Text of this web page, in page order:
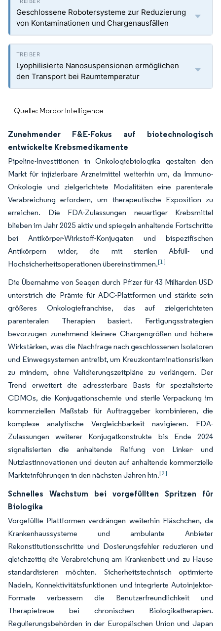
Geschlossene Robotersysteme zur Reduzierung
von Kontaminationen und Chargenausfällen
Lyophilisierte Nanosuspensionen ermöglichen
den Transport bei Raumtemperatur
Quelle: Mordor Intelligence
Zunehmender F&E-Fokus auf biotechnologisch
entwickelte Krebsmedikamente
Pipeline-Investitionen in Onkologiebiologika gestalten den
Markt für injizierbare Arzneimittel weiterhin um, da Immuno-
Onkologie und zielgerichtete Modalitäten eine parenterale
Verabreichung erfordern, um therapeutische Exposition zu
erreichen. Die FDA-Zulassungen neuartiger Krebsmittel
blieben im Jahr 2025 aktiv und spiegeln anhaltende Fortschritte
bei Antikörper-Wirkstoff-Konjugaten und bispezifischen
Antikörpern wider, die mit sterilen Abfüll- und
Hochsicherheitsoperationen übereinstimmen.[1]
Die Übernahme von Seagen durch Pfizer für 43 Milliarden USD
unterstrich die Prämie für ADC-Plattformen und stärkte sein
größeres Onkologiefranchise, das auf zielgerichteten
parenteralen Therapien basiert. Fertigungsstrategien
bevorzugen zunehmend kleinere Chargengrößen und höhere
Wirkstärken, was die Nachfrage nach geschlossenen Isolatoren
und Einwegsystemen antreibt, um Kreuzkontaminationsrisiken
zu mindern, ohne Validierungszeitpläne zu verlängern. Der
Trend erweitert die adressierbare Basis für spezialisierte
CDMOs, die Konjugationschemie und sterile Verpackung im
kommerziellen Maßstab für Auftraggeber kombinieren, die
komplexe analytische Vergleichbarkeit navigieren. FDA-
Zulassungen weiterer Konjugatkonstrukte bis Ende 2024
signalisierten die anhaltende Reifung von Linker- und
Nutzlastinnovationen und deuten auf anhaltende kommerzielle
Markteinführungen in den nächsten Jahren hin.[2]
Schnelles Wachstum bei vorgefüllten Spritzen für
Biologika
Vorgefüllte Plattformen verdrängen weiterhin Fläschchen, da
Krankenhaussysteme und ambulante Anbieter
Rekonstitutionsschritte und Dosierungsfehler reduzieren und
gleichzeitig die Verabreichung am Krankenbett und zu Hause
standardisieren möchten. Sicherheitstechnisch optimierte
Nadeln, Konnektivitätsfunktionen und integrierte Autoinjektor-
Formate verbessern die Benutzerfreundlichkeit und
Therapietreue bei chronischen Biologikatherapien.
Regulierungsbehörden in der Europäischen Union und Japan